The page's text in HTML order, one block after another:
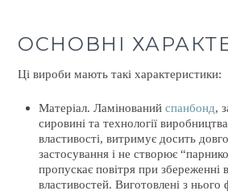
ОСНОВНІ
Ці вироби мають такі характеристики:
Матеріал. Ламінований спанбонд,
сировині та технології
властивості, витримує досить
застосування і не створює
пропускає повітря при збереженні
властивостей. Виготовлені з